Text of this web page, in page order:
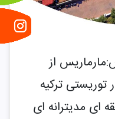
از
ترکیه
مدیترانه ای